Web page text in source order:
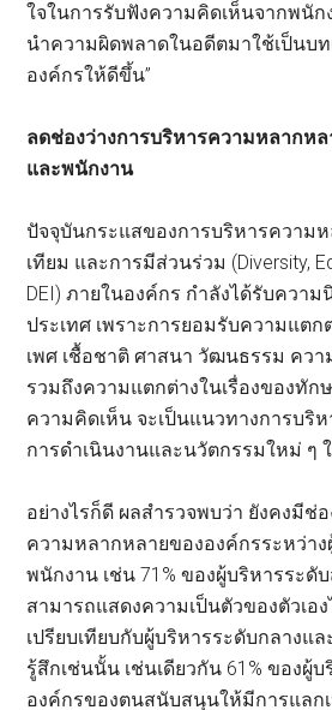
ใจในการรับฟังความคิดเห็นจากพนัก
นำความผิดพลาดในอดีตมาใช้เป็นบ
องค์กรให้ดีขึ้น”
ลดช่องว่างการบริหารความหลากหล
และพนักงาน
ปัจจุบันกระแสของการบริหารความ
เทียม และการมีส่วนร่วม (Diversity,
DEI) ภายในองค์กร กำลังได้รับความ
ประเทศ เพราะการยอมรับความแต
เพศ เชื้อชาติ ศาสนา วัฒนธรรม ควา
รวมถึงความแตกต่างในเรื่องของทัก
ความคิดเห็น จะเป็นแนวทางการบริ
การดำเนินงานและนวัตกรรมใหม่ ๆ
อย่างไรก็ดี ผลสำรวจพบว่า ยังคงมีช่
ความหลากหลายขององค์กรระหว่าง
พนักงาน เช่น 71% ของผู้บริหารระดั
สามารถแสดงความเป็นตัวของตัวเอ
เปรียบเทียบกับผู้บริหารระดับกลางแล
รู้สึกเช่นนั้น เช่นเดียวกัน 61% ของผู้
องค์กรของตนสนับสนุนให้มีการแลก